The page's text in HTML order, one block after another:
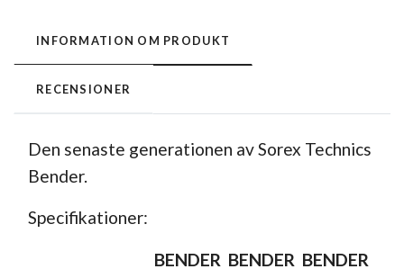
INFORMATION OM PRODUKT
RECENSIONER
Den senaste generationen av Sorex Technics
Bender.
Specifikationer:
BENDER BENDER BENDER